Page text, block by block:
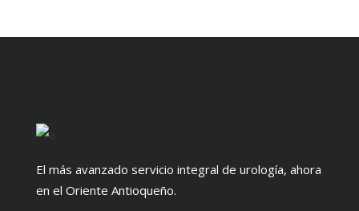
El más avanzado servicio integral de urología, ahora
en el Oriente Antioqueño.